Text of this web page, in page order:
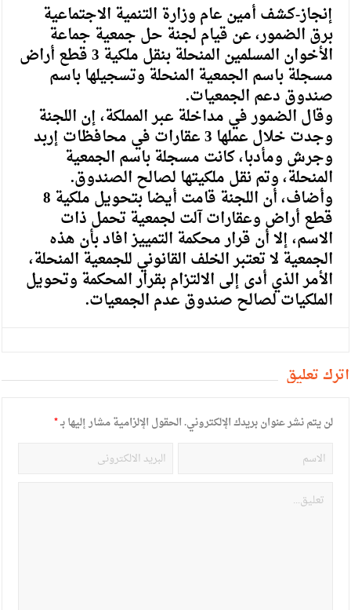
إنجاز-كشف أمين عام وزارة التنمية الاجتماعية
برق الضمور، عن قيام لجنة حل جمعية جماعة
الأخوان المسلمين المنحلة بنقل ملكية 3 قطع أراض
مسجلة باسم الجمعية المنحلة وتسجيلها باسم
صندوق دعم الجمعيات.
وقال الضمور في مداخلة عبر المملكة، إن اللجنة
وجدت خلال عملها 3 عقارات في محافظات إربد
وجرش ومأدبا، كانت مسجلة باسم الجمعية
المنحلة، وتم نقل ملكيتها لصالح الصندوق.
وأضاف، أن اللجنة قامت أيضا بتحويل ملكية 8
قطع أراض وعقارات آلت لجمعية تحمل ذات
الاسم، إلا أن قرار محكمة التمييز افاد بأن هذه
الجمعية لا تعتبر الخلف القانوني للجمعية المنحلة،
الأمر الذي أدى إلى الالتزام بقرار المحكمة وتحويل
الملكيات لصالح صندوق عدم الجمعيات.
أترك تعليق
لن يتم نشر عنوان بريدك الإلكتروني.الحقول الإلزامية مشار إليها بـ*